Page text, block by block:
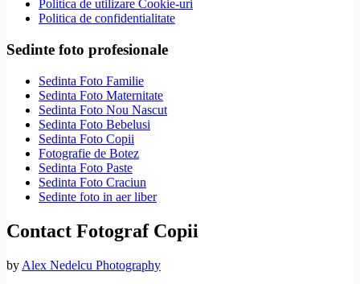
Politica de utilizare Cookie-uri
Politica de confidentialitate
Sedinte foto profesionale
Sedinta Foto Familie
Sedinta Foto Maternitate
Sedinta Foto Nou Nascut
Sedinta Foto Bebelusi
Sedinta Foto Copii
Fotografie de Botez
Sedinta Foto Paste
Sedinta Foto Craciun
Sedinte foto in aer liber
Contact Fotograf Copii
by Alex Nedelcu Photography